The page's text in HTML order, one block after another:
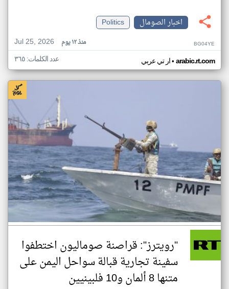
اخبار الصومال
Politics
Jul 25, 2026
منذ ١٢ يوم BG04YE
ار تي عربي• arabic.rt.com عدد الكلمات: ٣٦٥
"رويترز": قراصنة صوماليون اختطفوا
سفينة تجارية قبالة سواحل اليمن على
متنها 8 ألمان و10 فلبينيين